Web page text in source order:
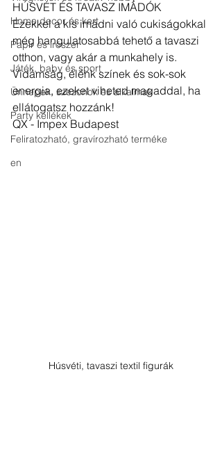
Home decor és kert
Papír és írószer
Játék, baby és sport
Ünnepek, szezonok és alkalmak
Party kellékek
Feliratozható, gravírozható terméke
en
HÚSVÉT ÉS TAVASZ IMÁDÓK
Ezekkel a kis imádni való cukiságokkal
még hangulatosabbá tehető a tavaszi
otthon, vagy akár a munkahely is.
Vidámság, élénk színek és sok-sok
energia, ezeket viheted magaddal, ha
ellátogatsz hozzánk!
QX - Impex Budapest
Húsvéti, tavaszi textil figurák